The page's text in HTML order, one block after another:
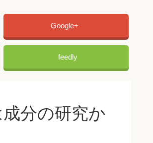
Google+
feedly
分の研究か